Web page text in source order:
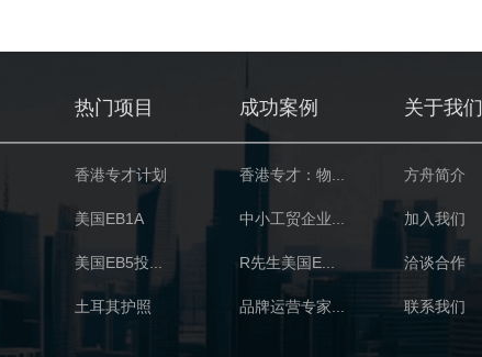
热门项目
香港专才计划
美国EB1A
美国EB5投...
土耳其护照
成功案例
香港专才：物...
中小工贸企业...
R先生美国E...
品牌运营专家...
关于我
方舟简介
加入我们
洽谈合作
联系我们